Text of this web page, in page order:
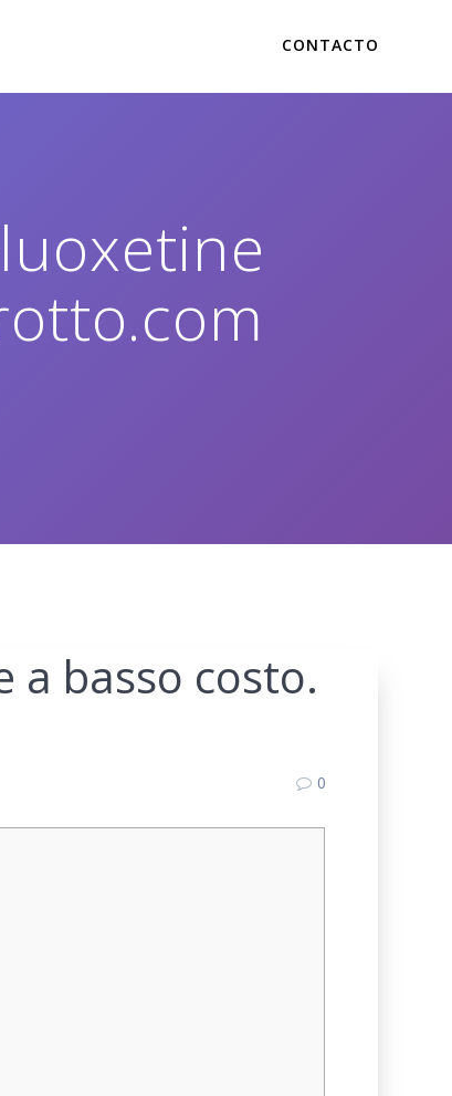
CONTACTO
a basso costo.
0